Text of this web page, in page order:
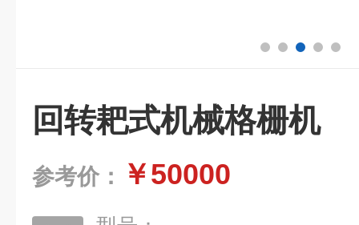
回转耙式机械格栅机
参考价： ￥50000